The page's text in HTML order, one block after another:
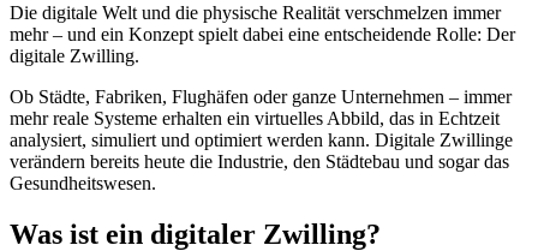
Die digitale Welt und die physische Realität verschmelzen immer
mehr – und ein Konzept spielt dabei eine entscheidende Rolle: Der
digitale Zwilling.
Ob Städte, Fabriken, Flughäfen oder ganze Unternehmen – immer
mehr reale Systeme erhalten ein virtuelles Abbild, das in Echtzeit
analysiert, simuliert und optimiert werden kann. Digitale Zwillinge
verändern bereits heute die Industrie, den Städtebau und sogar das
Gesundheitswesen.
Was ist ein digitaler Zwilling?